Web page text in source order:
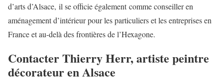
d’arts d’Alsace, il se officie également comme conseiller en
aménagement d’intérieur pour les particuliers et les entreprises en
France et au-delà des frontières de l’Hexagone.
Contacter Thierry Herr, artiste peintre
décorateur en Alsace